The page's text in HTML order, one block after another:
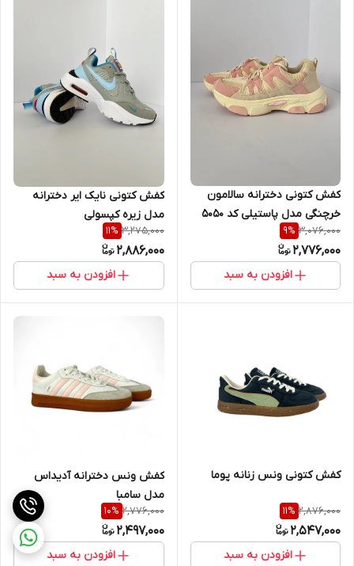
کفش کتونی دخترانه سالامون
خرچنگی مدل پاستیلی کد ۵۰۵۰
3,076,000
9%
2,776,000
افزودن به سبد
کفش کتونی نایک ایر دخترانه
مدل زیره کپسولی
3,275,000
11%
2,886,000
افزودن به سبد
کفش کتونی ونس زنانه پوما
2,876,000
11%
2,547,000
افزودن به سبد
کفش ونس دخترانه آدیداس
مدل سامبا
2,776,000
10%
2,497,000
افزودن به سبد